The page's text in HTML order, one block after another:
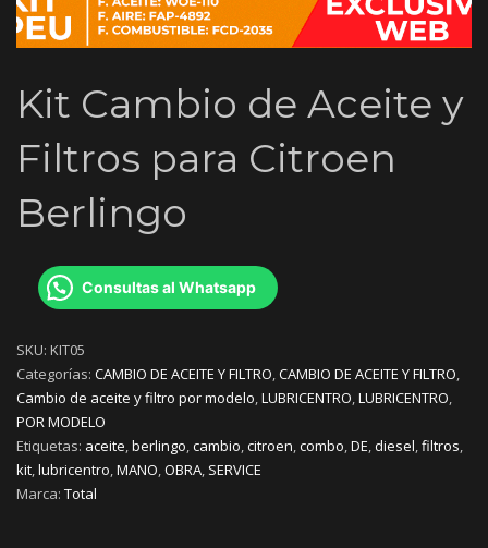
Kit Cambio de Aceite y
Filtros para Citroen
Berlingo
Consultas al Whatsapp
SKU: KIT05
Categorías: CAMBIO DE ACEITE Y FILTRO,CAMBIO DE ACEITE Y FILTRO,
Cambio de aceite y filtro por modelo,LUBRICENTRO,LUBRICENTRO,
POR MODELO
Etiquetas: aceite,berlingo,cambio,citroen,combo,DE,diesel,filtros,
kit,lubricentro,MANO,OBRA, SERVICE
Marca: Total